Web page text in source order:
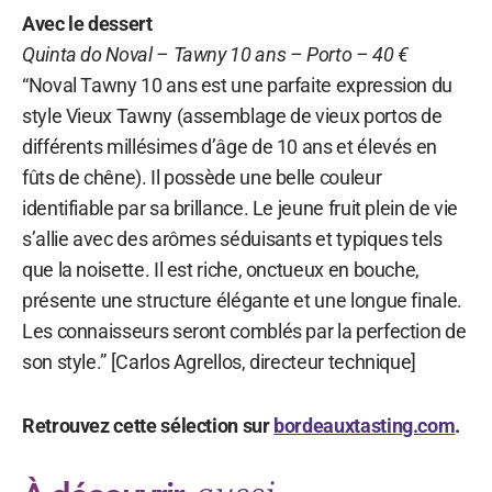
Avec le dessert
Quinta do Noval – Tawny 10 ans – Porto – 40 €
“Noval Tawny 10 ans est une parfaite expression du
style Vieux Tawny (assemblage de vieux portos de
différents millésimes d’âge de 10 ans et élevés en
fûts de chêne). Il possède une belle couleur
identifiable par sa brillance. Le jeune fruit plein de vie
s’allie avec des arômes séduisants et typiques tels
que la noisette. Il est riche, onctueux en bouche,
présente une structure élégante et une longue finale.
Les connaisseurs seront comblés par la perfection de
son style.” [Carlos Agrellos, directeur technique]
Retrouvez cette sélection sur bordeauxtasting.com.